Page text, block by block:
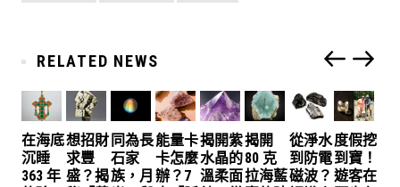
RELATED NEWS
在海底
沉睡
363 年
想招財
求豐
盛？揭
同為長
石家
族，月
能量卡
卡怎麼
辦？7
揭開紫
水晶的
溫柔面
揭開
80 克
拉海藍
從淨水
到防電
磁波？
度假挖
到寶！
遊客在